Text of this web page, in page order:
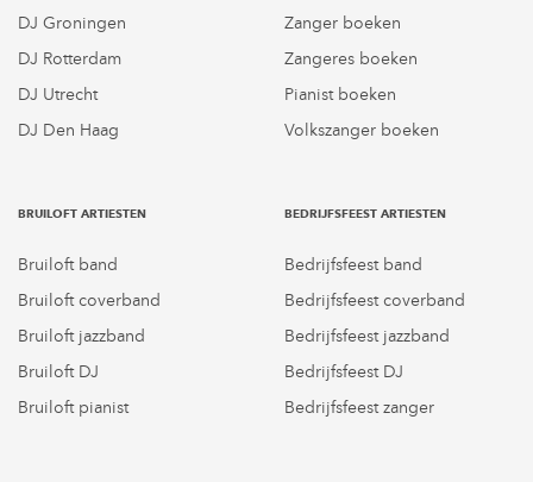
DJ Groningen
DJ Rotterdam
DJ Utrecht
DJ Den Haag
Zanger boeken
Zangeres boeken
Pianist boeken
Volkszanger boeken
BRUILOFT ARTIESTEN
Bruiloft band
Bruiloft coverband
Bruiloft jazzband
Bruiloft DJ
Bruiloft pianist
BEDRIJFSFEEST ARTIESTEN
Bedrijfsfeest band
Bedrijfsfeest coverband
Bedrijfsfeest jazzband
Bedrijfsfeest DJ
Bedrijfsfeest zanger